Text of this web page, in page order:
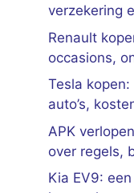
verzekering
Renault
occasions,
Tesla
auto’s,
APK
over regels,
Kia EV9: